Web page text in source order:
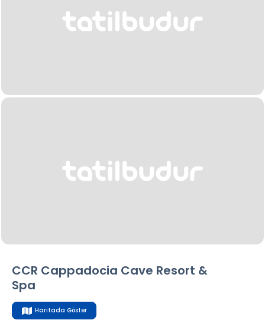
CCR Cappadocia Cave Resort &
Spa
Haritada Göster